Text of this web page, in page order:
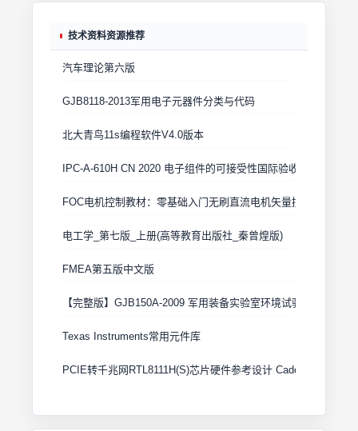
技术资料资源推荐
汽车理论第六版
GJB8118-2013军用电子元器件分类与代码
北大青鸟11s编程软件V4.0版本
IPC-A-610H CN 2020 电子组件的可接受性国际验收标准
FOC电机控制教材：零基础入门无刷直流电机矢量控制技术 上
电工学_第七版_上册(高等教育出版社_秦曾煌版)
FMEA第五版中文版
【完整版】GJB150A-2009 军用装备实验室环境试验方法
Texas Instruments常用元件库
PCIE转千兆网RTL8111H(S)芯片硬件参考设计 Cadence原理图